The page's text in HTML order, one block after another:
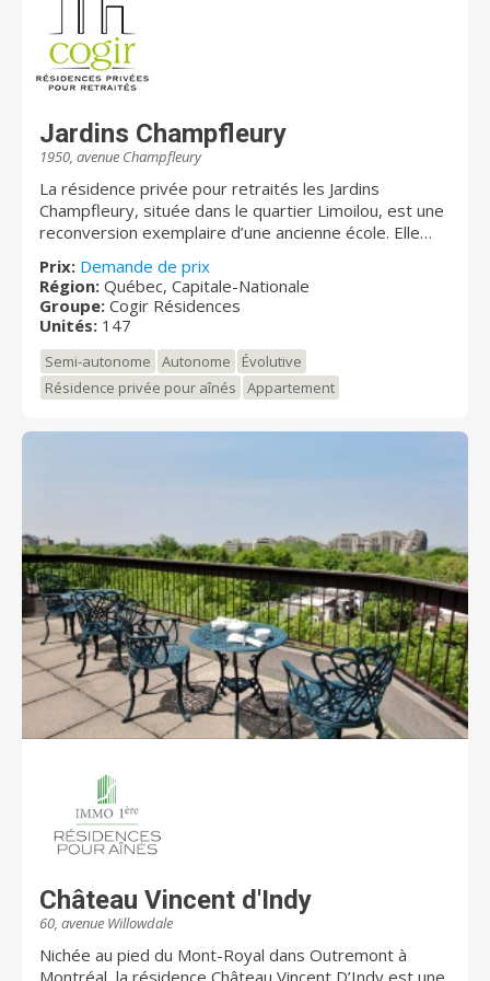
Jardins Champfleury
1950, avenue Champfleury
La résidence privée pour retraités les Jardins
Champfleury, située dans le quartier Limoilou, est une
reconversion exemplaire d’une ancienne école. Elle
cour intérieure sera pour vous un havre de paix avec
ses balançoires et son jardin. Vous aimerez
l’atmosphère chaleureuse et familiale qui y règne !
Prix: Demande de prix
Région: Québec, Capitale-Nationale
Groupe: Cogir Résidences
Unités: 147
Semi-autonome Autonome
Évolutive
Résidence privée pour aînés
Appartement
Château Vincent d'Indy
60, avenue Willowdale
Nichée au pied du Mont-Royal dans Outremont à
Montréal, la résidence Château Vincent D’Indy est une